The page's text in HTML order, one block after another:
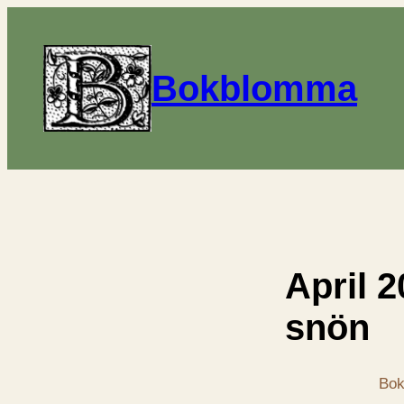
Bokblomma
April
snön